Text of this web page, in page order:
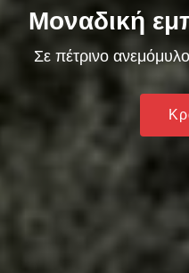
Μοναδική
Σε πέτρινο